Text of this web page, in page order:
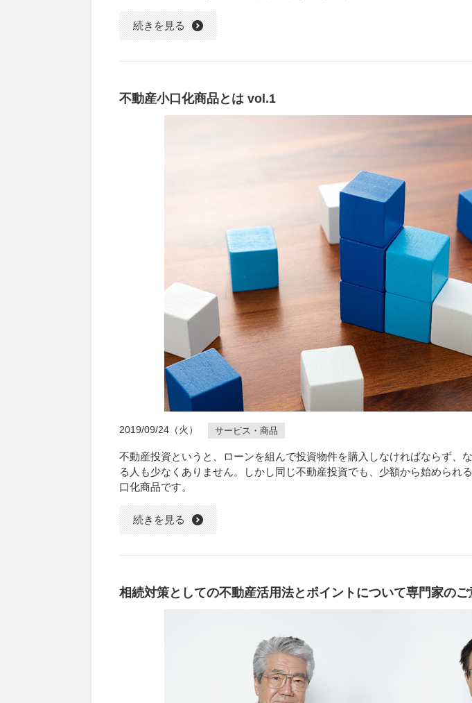
続きを見る
不動産小口化商品とは vol.1
2019/09/24（火） サービス・商品
不動産投資というと、ローンを組んで投資物件を購入しなければならず、
る人も少なくありません。しかし同じ不動産投資でも、少額から始められ
口化商品です。
続きを見る
相続対策としての不動産活用法とポイントについて専門家のご